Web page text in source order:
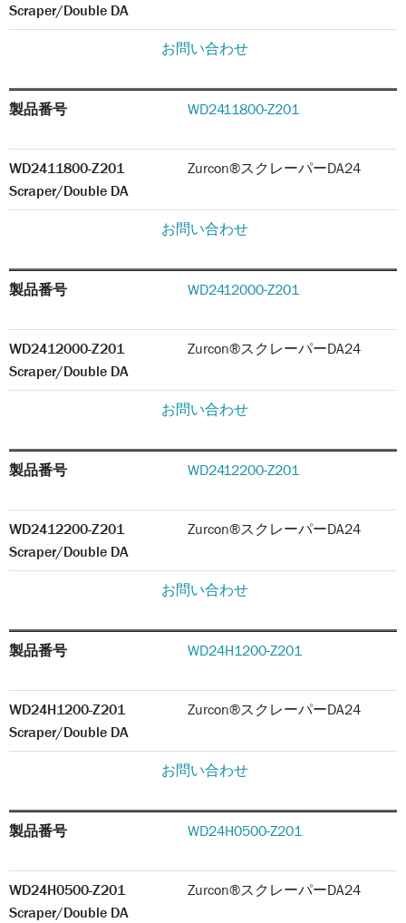
Scraper/Double DA
お問い合わせ
製品番号 WD2411800-Z201
WD2411800-Z201
Scraper/Double DA
Zurcon®スクレーパーDA24
お問い合わせ
製品番号 WD2412000-Z201
WD2412000-Z201
Scraper/Double DA
Zurcon®スクレーパーDA24
お問い合わせ
製品番号 WD2412200-Z201
WD2412200-Z201
Scraper/Double DA
Zurcon®スクレーパーDA24
お問い合わせ
製品番号 WD24H1200-Z201
WD24H1200-Z201
Scraper/Double DA
Zurcon®スクレーパーDA24
お問い合わせ
製品番号 WD24H0500-Z201
WD24H0500-Z201
Scraper/Double DA
Zurcon®スクレーパーDA24